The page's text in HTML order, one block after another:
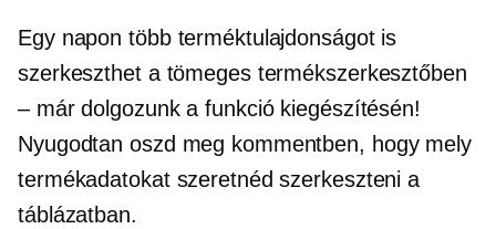
Egy napon több terméktulajdonságot is
szerkeszthet a tömeges termékszerkesztőben
– már dolgozunk a funkció kiegészítésén!
Nyugodtan oszd meg kommentben, hogy mely
termékadatokat szeretnéd szerkeszteni a
táblázatban.